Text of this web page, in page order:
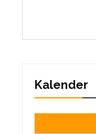
Kalender